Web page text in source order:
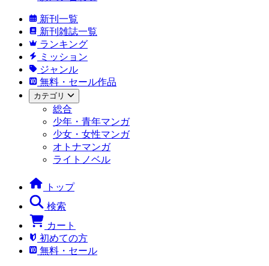
新刊一覧
新刊雑誌一覧
ランキング
ミッション
ジャンル
無料・セール作品
カテゴリ
総合
少年・青年マンガ
少女・女性マンガ
オトナマンガ
ライトノベル
トップ
検索
カート
初めての方
無料・セール